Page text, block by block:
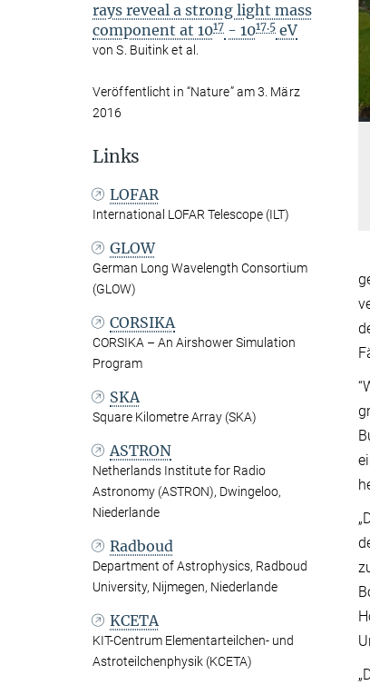
rays reveal a strong light mass
component at 1017 - 1017.5 eV
von S. Buitink et al.
Veröffentlicht in “Nature” am 3. März
2016
Links
LOFAR
International LOFAR Telescope (ILT)
GLOW
German Long Wavelength Consortium
(GLOW)
CORSIKA
CORSIKA – An Airshower Simulation
Program
SKA
Square Kilometre Array (SKA)
ASTRON
Netherlands Institute for Radio
Astronomy (ASTRON), Dwingeloo,
Niederlande
Radboud
Department of Astrophysics, Radboud
University, Nijmegen, Niederlande
KCETA
KIT-Centrum Elementarteilchen- und
Astroteilchenphysik (KCETA)